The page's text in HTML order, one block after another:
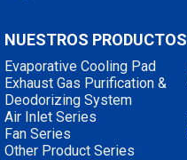
NUESTROS PRODUCTOS
Evaporative Cooling Pad
Exhaust Gas Purification &
Deodorizing System
Air Inlet Series
Fan Series
Other Product Series